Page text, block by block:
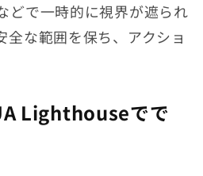
どで一時的に視界が遮られ
全な範囲を保ち、アクショ
Lighthouseでで